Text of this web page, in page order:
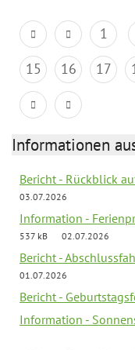
1
15
16 17
Informationen
Bericht - Rückblick
03.07.2026
Information -
537 kB
02.07.2026
Bericht -
01.07.2026
Bericht -
Information -